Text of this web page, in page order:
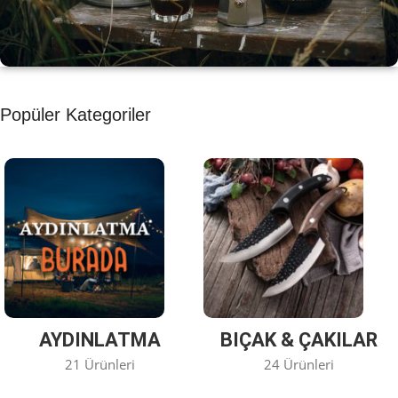
KAHVE KEYFİ
Kahvemizi Denediniz mi ?
Keşfet
Popüler Kategoriler
AYDINLATMA
21 Ürünleri
BIÇAK & ÇAKILAR
24 Ürünleri